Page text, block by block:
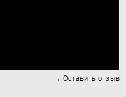
→ Оставить отзыв